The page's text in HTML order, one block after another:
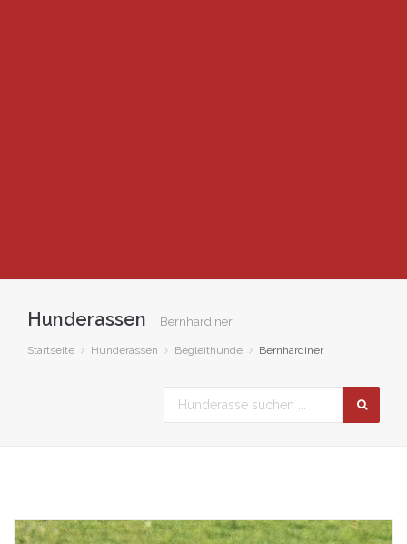
Hunderassen Bernhardiner
Startseite Hunderassen Begleithunde Bernhardiner